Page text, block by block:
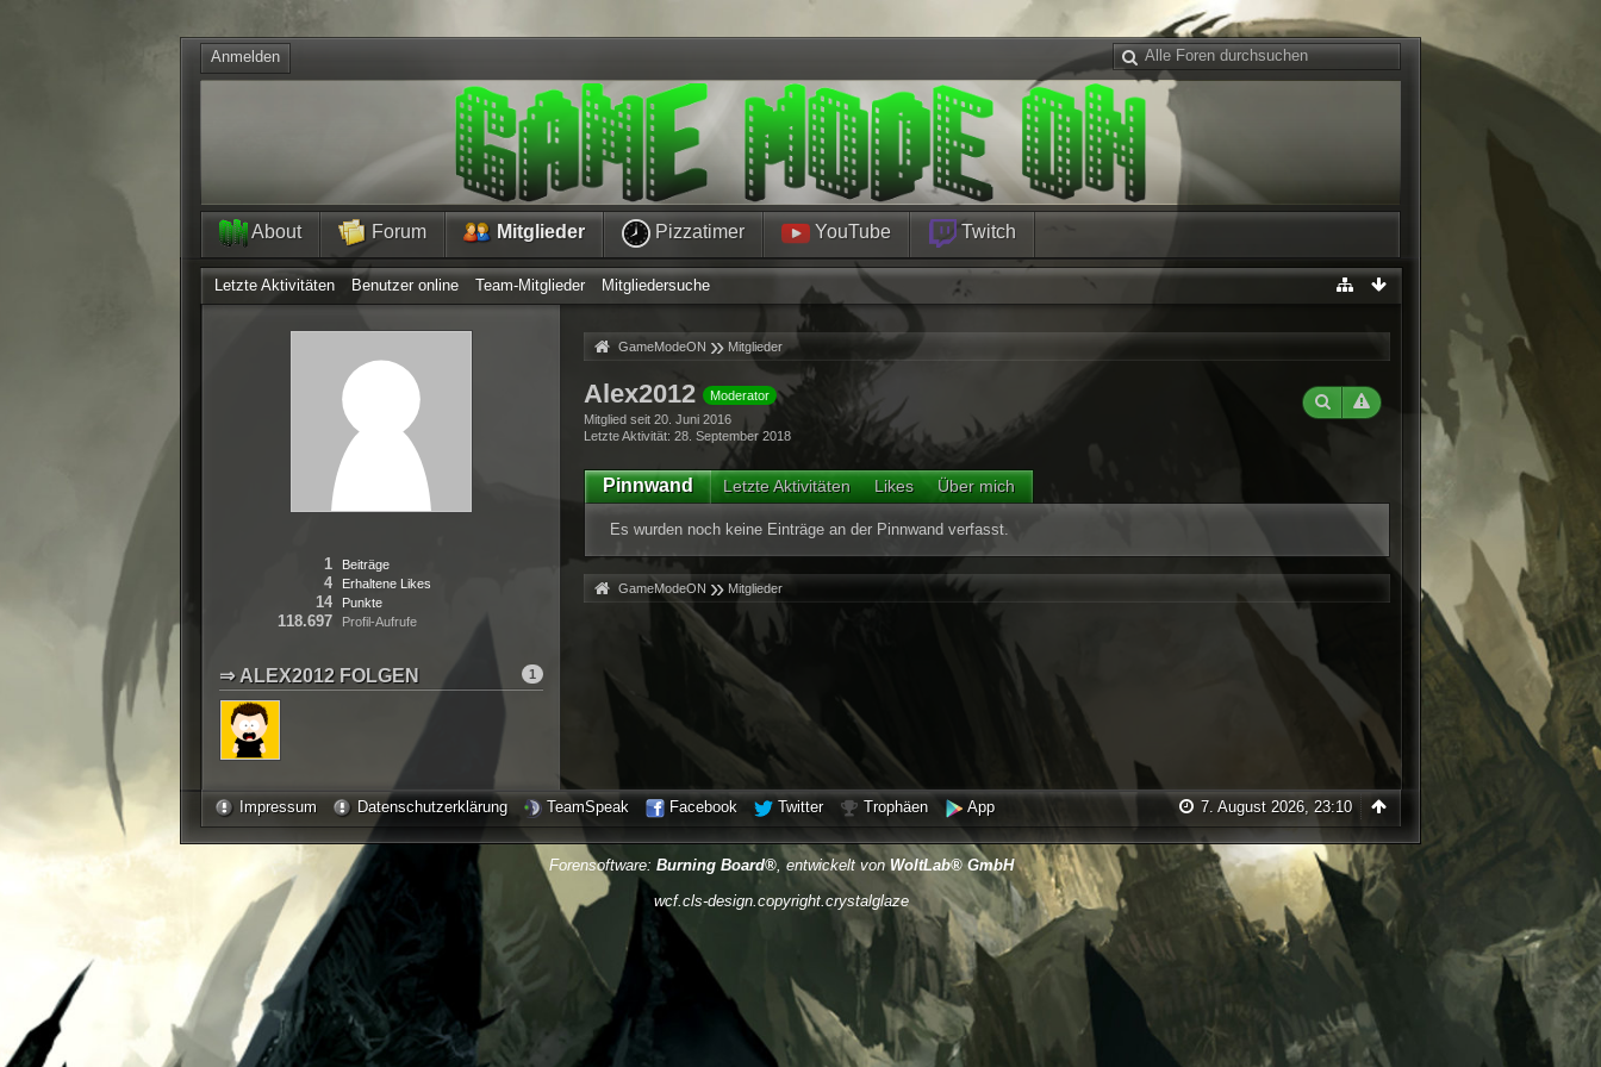
Anmelden
About Forum Mitglieder Pizzatimer YouTube Twitch
Letzte Aktivitäten Benutzer online Team-Mitglieder Mitgliedersuche
Beiträge
1
Erhaltene Likes
4
Punkte
14
Profil-Aufrufe
118.697
ALEX2012 FOLGEN 1
GameModeON Mitglieder
»
Alex2012
Moderator
Mitglied seit 20. Juni 2016
Letzte Aktivität 28. September 2018
Pinnwand Letzte Aktivitäten Likes Über mich
Es wurden noch keine Einträge an der Pinnwand verfasst.
GameModeON Mitglieder
»
Impressum Datenschutzerklärung TeamSpeak Facebook Twitter Trophäen App 7. August 2026, 23:10
Forensoftware: Burning Board®, entwickelt von WoltLab® GmbH
wcf.cls-design.copyright.crystalglaze